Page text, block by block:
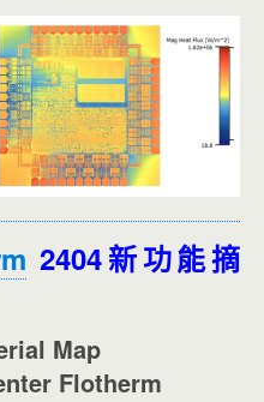
2404新功能摘
Map
Flotherm